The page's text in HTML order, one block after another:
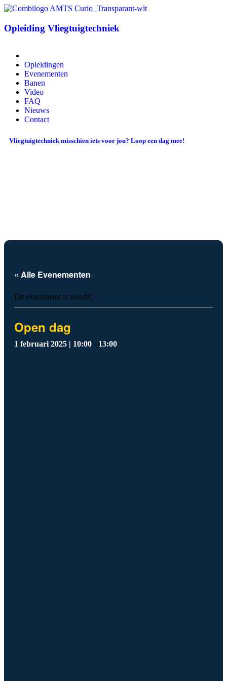
Opleiding Vliegtuigtechniek
Opleidingen
Evenementen
Banen
Video
FAQ
Nieuws
Contact
Vliegtuigtechniek misschien iets voor jou? Loop een dag mee!
« Alle Evenementen
Dit evenement is voorbij.
Open dag
1 februari 2025 | 10:00 - 13:00